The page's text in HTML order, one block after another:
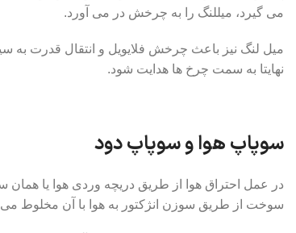
می گیرد، میللنگ را به چرخش در می آورد.
میل لنگ نیز باعث چرخش فلایویل و انتقال قدرت به
نهایتا به سمت چرخ ها هدایت شود.
سوپاپ هوا و سوپاپ دود
در عمل احتراق هوا از طریق دریچه وردی هوا یا
سوخت از طریق سوزن انژکتور به هوا با آن مخلوط